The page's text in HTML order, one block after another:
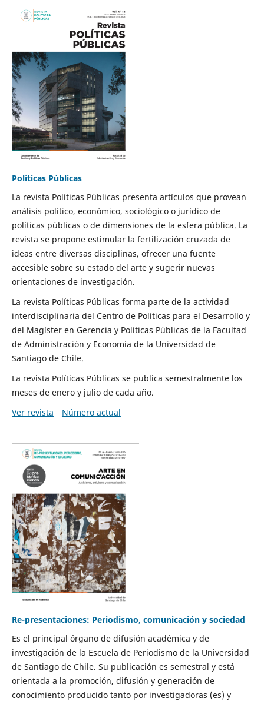
Políticas Públicas
La revista Políticas Públicas presenta artículos que provean
análisis político, económico, sociológico o jurídico de
políticas públicas o de dimensiones de la esfera pública. La
revista se propone estimular la fertilización cruzada de
ideas entre diversas disciplinas, ofrecer una fuente
accesible sobre su estado del arte y sugerir nuevas
orientaciones de investigación.
La revista Políticas Públicas forma parte de la actividad
interdisciplinaria del Centro de Políticas para el Desarrollo y
del Magíster en Gerencia y Políticas Públicas de la Facultad
de Administración y Economía de la Universidad de
Santiago de Chile.
La revista Políticas Públicas se publica semestralmente los
meses de enero y julio de cada año.
Ver revista
Número actual
Re-presentaciones: Periodismo, comunicación y sociedad
Es el principal órgano de difusión académica y de
investigación de la Escuela de Periodismo de la Universidad
de Santiago de Chile. Su publicación es semestral y está
orientada a la promoción, difusión y generación de
conocimiento producido tanto por investigadoras (es) y